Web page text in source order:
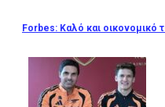
Forbes: Καλό και οικονομικό